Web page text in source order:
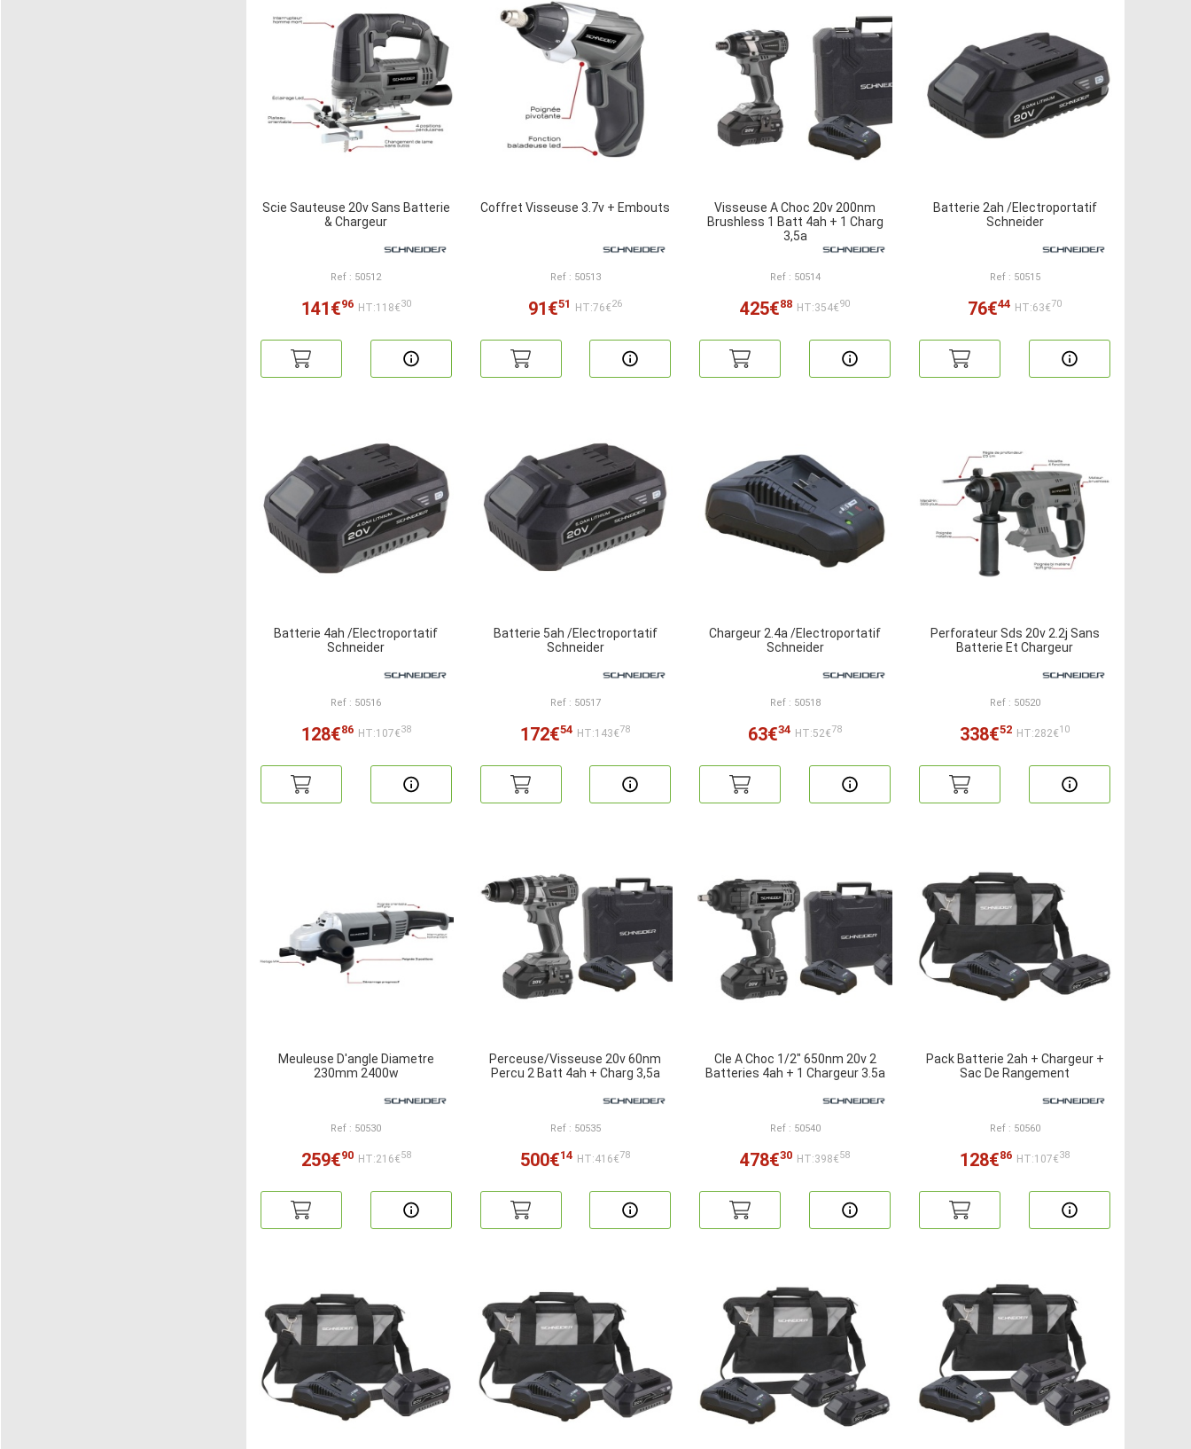
Scie Sauteuse 20v Sans Batterie
& Chargeur
Ref : 50512
141€96 HT:118€30
Coffret Visseuse 3.7v + Embouts
Ref : 50513
91€51 HT:76€26
Visseuse A Choc 20v 200nm
Brushless 1 Batt 4ah + 1 Charg
3,5a
Ref : 50514
425€88 HT:354€90
Batterie 2ah /Electroportatif
Schneider
Ref : 50515
76€44 HT:63€70
Batterie 4ah /Electroportatif
Schneider
Ref : 50516
128€86 HT:107€38
Batterie 5ah /Electroportatif
Schneider
Ref : 50517
172€54 HT:143€78
Chargeur 2.4a /Electroportatif
Schneider
Ref : 50518
63€34 HT:52€78
Perforateur Sds 20v 2.2j Sans
Batterie Et Chargeur
Ref : 50520
338€52 HT:282€10
Meuleuse D'angle Diametre
230mm 2400w
Ref : 50530
259€90 HT:216€58
Perceuse/Visseuse 20v 60nm
Percu 2 Batt 4ah + Charg 3,5a
Ref : 50535
500€14 HT:416€78
Cle A Choc 1/2" 650nm 20v 2
Batteries 4ah + 1 Chargeur 3.5a
Ref : 50540
478€30 HT:398€58
Pack Batterie 2ah + Chargeur +
Sac De Rangement
Ref : 50560
128€86 HT:107€38